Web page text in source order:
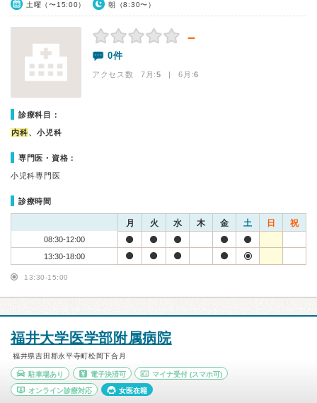
土曜（〜15:00） 朝（8:30〜）
－
0件
アクセス数 7月:5 | 6月:6
診療科目：
内科、小児科
専門医・資格：
小児科専門医
診療時間
月 火 水 木 金 土 日 祝
08:30-12:00
13:30-18:00
13:30-15:00
福井大学医学部附属病院
福井県吉田郡永平寺町松岡下合月
駐車場あり 電子決済可 マイナ受付 (スマホ可)
オンライン診療対応 女医在籍